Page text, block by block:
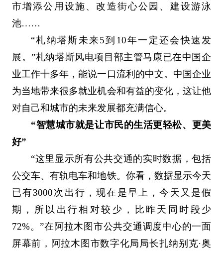
市增添公用设施、改造街心公园、建设游泳
池……
“札纳塔斯未来5到10年一定还会快速发
展。”札纳塔斯风电项目部主管马康已在中国企
业工作十多年，能说一口流利的中文。中国企业
为当地带来很多就业机会和有益的变化，这让他
对自己和城市的未来发展都充满信心。
“智慧城市就是让市民的生活更轻松、更美
好”
“这里显示所有公共交通的实时数据，包括
公交车、有轨电车和地铁。你看，数据显示今天
已有3000次出行，现在是早上，今天又是假
期，所以出行相对较少，比昨天同时段少
72%。”在阿拉木图市公共交通调度中心的一面
屏幕前，阿拉木图市数字化局局长扎纳别克·奥